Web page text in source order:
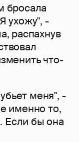
бросала
ухожу", -
распахнув
что-
меня", -
именно то,
Если бы она